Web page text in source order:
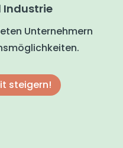
Industrie
Unternehmern
steigern!